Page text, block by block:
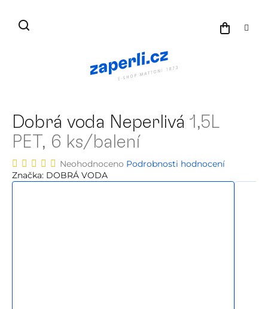
obsah
Dobrá voda Neperlivá 1,5L
PET, 6 ks/balení
Průměrné
hodnocení
Neohodnoceno Podrobnosti hodnocení
Značka: DOBRÁ VODA